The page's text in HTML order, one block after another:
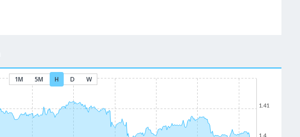
1M 5M H D W
1.4
1.41